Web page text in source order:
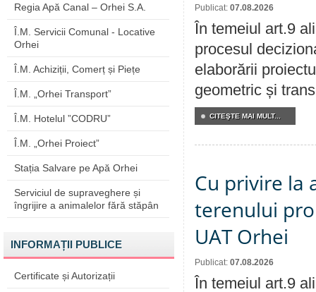
Regia Apă Canal – Orhei S.A.
Î.M. Servicii Comunal - Locative
Orhei
Î.M. Achiziții, Comerț și Piețe
Î.M. „Orhei Transport”
Î.M. Hotelul ”CODRU”
Î.M. „Orhei Proiect”
Stația Salvare pe Apă Orhei
Serviciul de supraveghere și
îngrijire a animalelor fără stăpân
INFORMAȚII PUBLICE
Certificate și Autorizații
Publicat: 07.08.2026
În temeiul art.9
procesul
elaborării
geometric și
CITEŞTE MAI MULT...
Cu privire la
terenului
UAT Orhei
Publicat: 07.08.2026
În temeiul art.9